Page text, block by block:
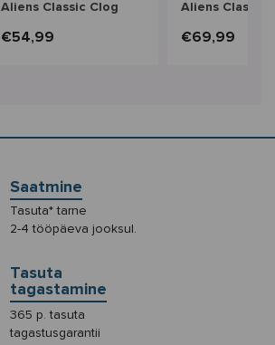
Aliens Classic Clog
€54,99
Aliens Classic
€69,99
Saatmine
Tasuta* tarne
2-4 tööpäeva jooksul.
Tasuta
tagastamine
365 p. tasuta
tagastusgarantii